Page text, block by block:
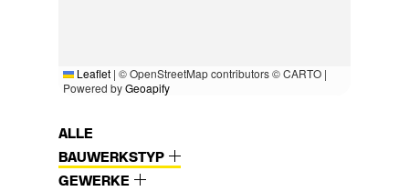
Leaflet | © OpenStreetMap contributors © CARTO |
Powered byGeoapify
ALLE
BAUWERKSTYP
GEWERKE